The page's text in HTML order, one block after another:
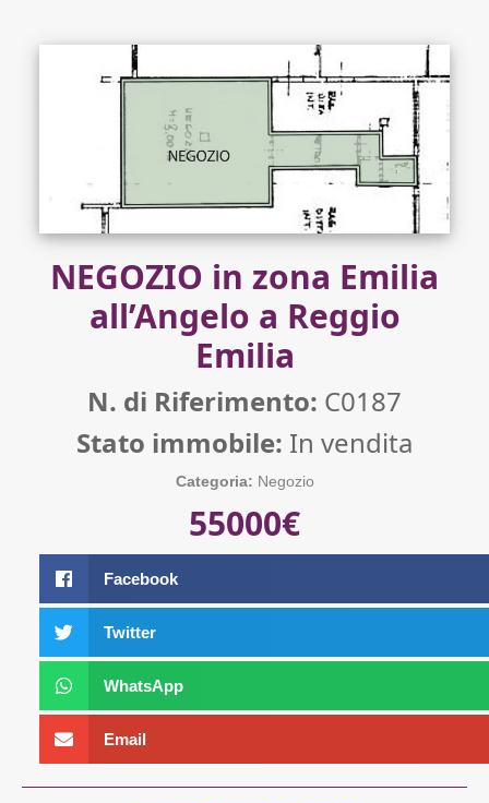
NEGOZIO in zona Emilia
all’Angelo a Reggio
Emilia
N. di Riferimento: C0187
Stato immobile: In vendita
Categoria: Negozio
55000€
Facebook
Twitter
WhatsApp
Email